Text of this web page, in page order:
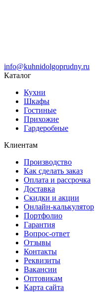
info@kuhnidolgoprudny.ru
Каталог
Кухни
Шкафы
Гостиные
Прихожие
Гардеробные
Клиентам
Производство
Как сделать заказ
Оплата и рассрочка
Доставка
Скидки и акции
Онлайн-калькулятор
Портфолио
Гарантия
Вопрос-ответ
Отзывы
Контакты
Реквизиты
Вакансии
Оптовикам
Карта сайта